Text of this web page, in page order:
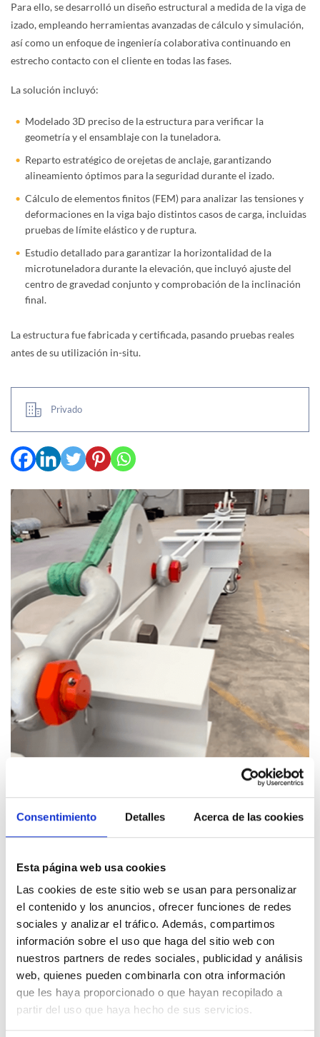
Consentimiento Detalles Acerca de las cookies
Esta página web usa cookies
Las cookies de este sitio web se usan para personalizar
el contenido y los anuncios, ofrecer funciones de redes
sociales y analizar el tráfico. Además, compartimos
información sobre el uso que haga del sitio web con
nuestros partners de redes sociales, publicidad y análisis
web, quienes pueden combinarla con otra información
que les haya proporcionado o que hayan recopilado a
partir del uso que haya hecho de sus servicios.
Para ello, se desarrolló un diseño estructural a medida de la viga de
izado, empleando herramientas avanzadas de cálculo y simulación,
así como un enfoque de ingeniería colaborativa continuando en
estrecho contacto con el cliente en todas las fases.
La solución incluyó:
Modelado 3D preciso de la estructura para verificar la
geometría y el ensamblaje con la tuneladora.
Reparto estratégico de orejetas de anclaje, garantizando
alineamiento óptimos para la seguridad durante el izado.
Cálculo de elementos finitos (FEM) para analizar las tensiones y
deformaciones en la viga bajo distintos casos de carga, incluidas
pruebas de límite elástico y de ruptura.
Estudio detallado para garantizar la horizontalidad de la
microtuneladora durante la elevación, que incluyó ajuste del
centro de gravedad conjunto y comprobación de la inclinación
final.
La estructura fue fabricada y certificada, pasando pruebas reales
antes de su utilización in-situ.
Privado